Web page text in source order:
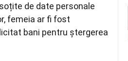
de date personale
femeia ar fi fost
bani pentru ștergerea